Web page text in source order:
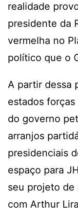
realidade
presidente da
vermelha no
político que o
A partir dessa
estados
do governo
arranjos
presidenciais
espaço para
seu projeto de
com Arthur